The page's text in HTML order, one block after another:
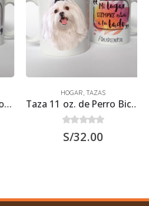
Taza 11 oz. de Perro Boxer
HOGAR, TAZAS
Taza 11 oz. de Perro Bichón Maltés
out of 5
S/32.00